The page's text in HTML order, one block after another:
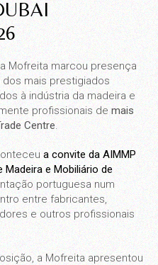
Mofreita marcou presença
dos mais prestigiados
à indústria da madeira e
profissionais de mais
Centre.
a convite da AIMMP
e Mobiliário de
portuguesa num
entre fabricantes,
e outros profissionais
a Mofreita apresentou